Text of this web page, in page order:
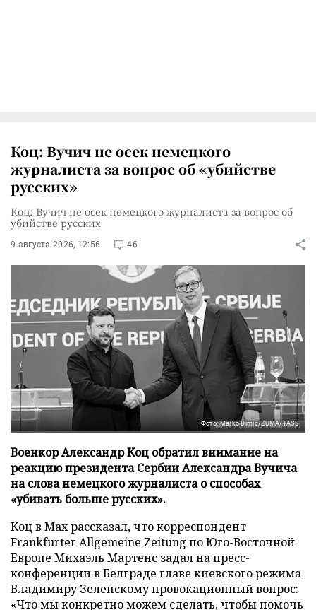
Коц: Вучич не осек немецкого
журналиста за вопрос об «убийстве
русских»
Коц: Вучич не осек немецкого журналиста за вопрос об
убийстве русских
9 августа 2026, 12:56 46
Фото: Marko Dimic/ZUMA/TASS
Военкор Александр Коц обратил внимание на
реакцию президента Сербии Александра Вучича
на слова немецкого журналиста о способах
«убивать больше русских».
Коц в Махрассказал, что корреспондент
Frankfurter Allgemeine Zeitung по Юго-Восточной
Европе Михаэль Мартенс задал на пресс-
конференции в Белграде главе киевского режима
Владимиру Зеленскому провокационный вопрос:
«Что мы конкретно можем сделать, чтобы помочь